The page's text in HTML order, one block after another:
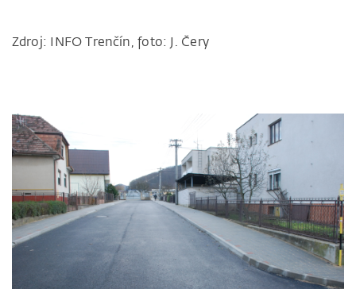
Zdroj: INFO Trenčín, foto: J. Čery